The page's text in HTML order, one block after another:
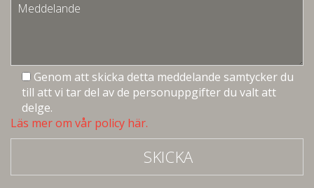
Genom att skicka detta meddelande samtycker du
till att vi tar del av de personuppgifter du valt att
delge.
Läs mer om vår policy här.
SKICKA